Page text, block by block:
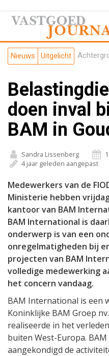
Nieuws Uitgelicht
doen inval
BAM in
Sandra Lissenberg
4 jaar geleden aangepast
Medewerkers van de
Ministerie hebben
kantoor van BAM
BAM International is
onderwerp is van een
onregelmatigheden bij
projecten van BAM
volledige medewerking
het concern vandaag.
BAM International is een
Koninklijke BAM Groep
realiseerde in het
buiten West-Europa.
aangekondigd de